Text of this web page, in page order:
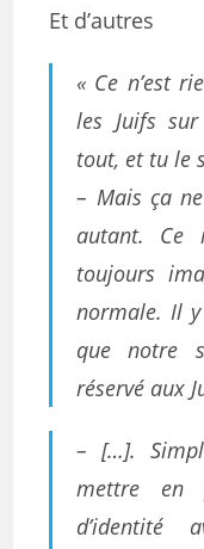
Et d’autres
« Ce n’est
les Juifs
tout, et tu le
– Mais ça
autant. Ce
toujours
normale. Il
que notre
réservé aux
– […].
mettre en
d’identité